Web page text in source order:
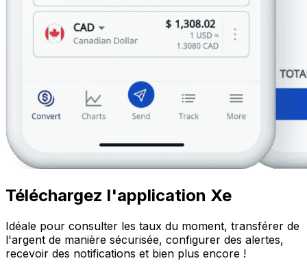
Téléchargez l'application Xe
Idéale pour consulter les taux du moment, transférer de
l'argent de manière sécurisée, configurer des alertes,
recevoir des notifications et bien plus encore !